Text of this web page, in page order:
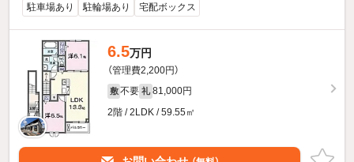
駐車場あり 駐輪場あり 宅配ボックス
6.5万円
（管理費2,200円）
敷 不要 礼 81,000円
2階 / 2LDK / 59.55㎡